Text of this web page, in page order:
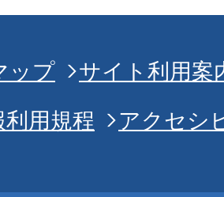
ップ
サイト利用案
用規程
アクセシ